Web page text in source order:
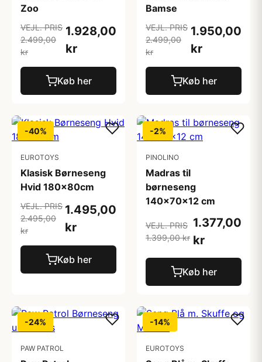
Zoo
VEJL. PRIS
2.499,00
kr
1.928,00
kr
Køb her
Bamse
VEJL. PRIS
2.499,00
kr
1.950,00
kr
Køb her
-40%
EUROTOYS
Klasisk Børneseng
Hvid 180x80cm
VEJL. PRIS
2.495,00
kr
1.495,00
kr
Køb her
-2%
PINOLINO
Madras til
børneseng
140x70x12 cm
VEJL. PRIS
1.399,00 kr
1.377,00
kr
Køb her
-24%
PAW PATROL
-14%
EUROTOYS